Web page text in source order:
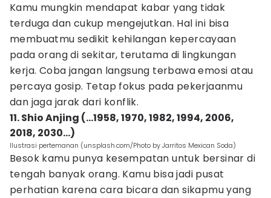
Kamu mungkin mendapat kabar yang tidak
terduga dan cukup mengejutkan. Hal ini bisa
membuatmu sedikit kehilangan kepercayaan
pada orang di sekitar, terutama di lingkungan
kerja. Coba jangan langsung terbawa emosi atau
percaya gosip. Tetap fokus pada pekerjaanmu
dan jaga jarak dari konflik.
11. Shio Anjing (…1958, 1970, 1982, 1994, 2006,
2018, 2030…)
Ilustrasi pertemanan (unsplash.com/Photo by Jarritos Mexican Soda)
Besok kamu punya kesempatan untuk bersinar di
tengah banyak orang. Kamu bisa jadi pusat
perhatian karena cara bicara dan sikapmu yang